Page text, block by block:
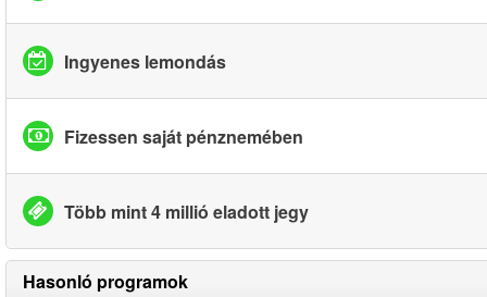
Ingyenes lemondás
Fizessen saját pénznemében
Több mint 4 millió eladott jegy
Hasonló programok